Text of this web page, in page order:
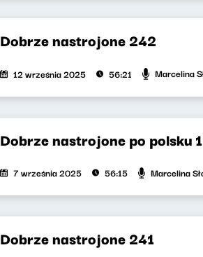
Dobrze nastrojone 242
12 września 2025 56:21 Marcelina
Dobrze nastrojone po polsku
7 września 2025 56:15 Marcelina
Dobrze nastrojone 241